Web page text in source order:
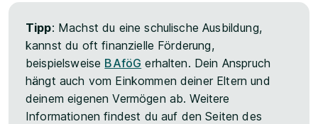
Tipp: Machst du eine schulische Ausbildung,
kannst du oft finanzielle Förderung,
beispielsweise BAföG erhalten. Dein Anspruch
hängt auch vom Einkommen deiner Eltern und
deinem eigenen Vermögen ab. Weitere
Informationen findest du auf den Seiten des